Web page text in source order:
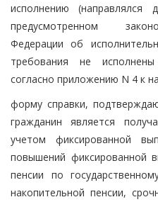
исполнению (направлялся
предусмотренном
Федерации об
требования не
согласно приложению N 4 к
форму справки,
гражданин является
учетом фиксированной
повышений фиксированной
пенсии по
накопительной пенсии,